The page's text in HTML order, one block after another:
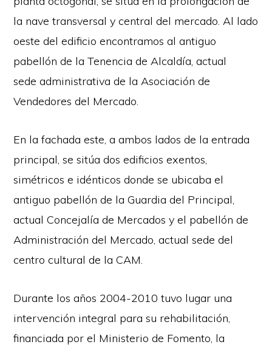
la nave transversal y central del mercado. Al lado
oeste del edificio encontramos al antiguo
pabellón de la Tenencia de Alcaldía, actual
sede administrativa de la Asociación de
Vendedores del Mercado.
En la fachada este, a ambos lados de la entrada
principal, se sitúa dos edificios exentos,
simétricos e idénticos donde se ubicaba el
antiguo pabellón de la Guardia del Principal,
actual Concejalía de Mercados y el pabellón de
Administración del Mercado, actual sede del
centro cultural de la CAM.
Durante los años 2004-2010 tuvo lugar una
intervención integral para su rehabilitación,
financiada por el Ministerio de Fomento, la